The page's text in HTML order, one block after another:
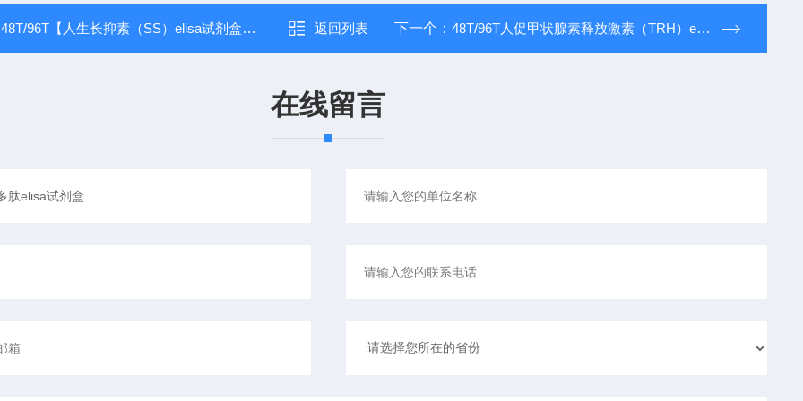
48T/96T【人生长抑素（SS）elisa试剂盒】品牌:捷世康 返回列表 下一个： 48T/96T人促甲状腺素释放激素（TRH）elisa试剂盒_说明书
在线留言